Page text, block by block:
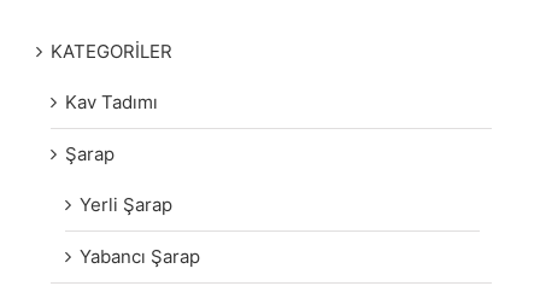
KATEGORİLER
Kav Tadımı
Şarap
Yerli Şarap
Yabancı Şarap